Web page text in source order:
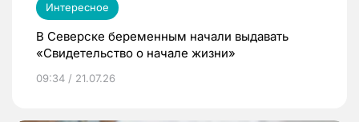
Интересное
В Северске беременным начали выдавать
«Свидетельство о начале жизни»
09:34 / 21.07.26